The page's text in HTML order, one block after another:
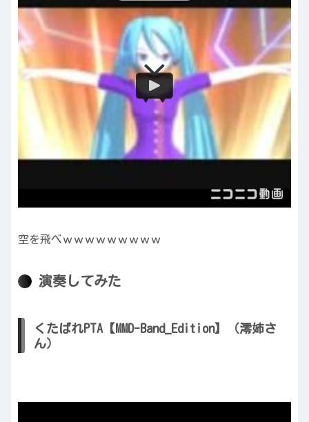
空を飛べｗｗｗｗｗｗｗｗｗ
演奏してみた
くたばれPTA【MMD-Band_Edition】（澪姉さ
ん）